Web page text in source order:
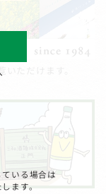
ただけます。
いる場合は
ます。